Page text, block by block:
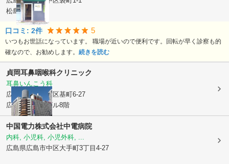
松島ビル2F
口コミ: 2件 5
いつもお世話になっています。 職場が近いので便利です。回転が早く診察も的
確なので、お勧めします。 続きを読む
貞岡耳鼻咽喉科クリニック
耳鼻いんこう科
広島県広島市中区基町6-27
広島センタービル8階
中国電力株式会社中電病院
内科, 小児科, 小児外科, ...
広島県広島市中区大手町3丁目4-27